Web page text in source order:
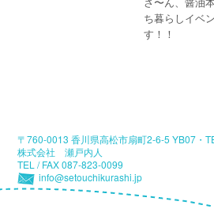
ち暮らしイベ
す！！
〒760-0013 香川県高松市扇町2-6-5 YB07・
株式会社 瀬戸内人
TEL / FAX 087-823-0099
info@setouchikurashi.jp